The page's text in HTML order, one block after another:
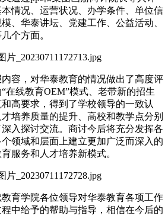
情况、运营状况、办学条件、单位信
、华泰讲坛、党建工作、公益活动、
个方面。
容，对华泰教育的情况做出了高度评
在线教育OEM”模式、老带新的招生
高要求，得到了学校领导的一致认
培养质量的提升、高校和教学点分别
入探讨交流。商讨今后将充分发挥各
领域和层面上建立更加广泛而深入的
服务和人才培养新模式。
育学院各位领导对华泰教育各项工作
中给予的帮助与指导，相信在今后的